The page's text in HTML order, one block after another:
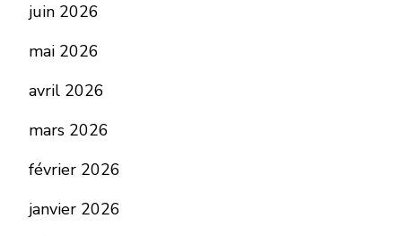
juin 2026
mai 2026
avril 2026
mars 2026
février 2026
janvier 2026